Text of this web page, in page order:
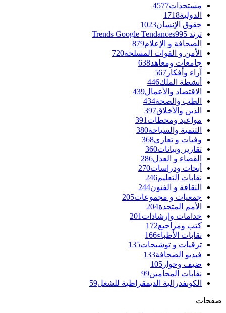
مستجدات4577
الدولية1718
حقوق الإنسان1023
ترند Trends Google Tendances 995
الصحافة و الإعلام879
الأمن و القوات المسلحة720
جامعات ومعاهد638
آراء وأفكار 567
أنشطة الملك446
الاقتصاد والأعمال439
الطب والصحة434
الدين والأخلاق397
مواعيد ومحطات 391
التنمية والسياحة380
وفيات و تعازي368
تقارير وبيانات360
القضاء و العدل286
أبحاث ودراسات270
نقابات التعليم246
الثقافة و الفنون244
جمعيات و مجموعات205
الأمم المتحدة204
خدامات وإرشادات 201
كتب ومراجيع172
نقابات الأطباء166
ترقيات و توشيحات135
فيديو الصحافة133
ضيف وحوار 105
نقابات المحامين99
الكونفدرالية الديمقراطية للشغل59
صفحات